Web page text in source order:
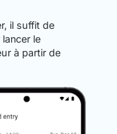
il suffit de
le
à partir de